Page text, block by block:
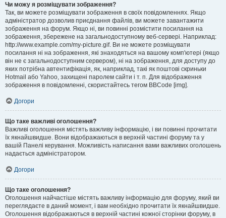
Чи можу я розміщувати зображення?
Так, ви можете розміщувати зображення в своїх повідомленнях. Якщо
адміністратор дозволив приєднання файлів, ви можете завантажити
зображення на форум. Якщо ні, ви повинні розмістити посилання на
зображення, збережене на загальнодоступному веб-сервері. Наприклад:
http://www.example.com/my-picture.gif. Ви не можете розміщувати
посилання ні на зображення, які знаходяться на вашому комп'ютері (якщо
він не є загальнодоступним сервером), ні на зображення, для доступу до
яких потрібна автентифікація, як, наприклад, такі як поштові скриньки
Hotmail або Yahoo, захищені паролем сайти і т. п. Для відображення
зображення в повідомленні, скористайтесь тегом BBCode [img].
Догори
Що таке важливі оголошення?
Важливі оголошення містять важливу інформацію, і ви повинні прочитати
їх якнайшвидше. Вони відображаються в верхній частині форуму та у
вашій Панелі керування. Можливість написання вами важливих оголошень
надається адміністратором.
Догори
Що таке оголошення?
Оголошення найчастіше містять важливу інформацію для форуму, який ви
переглядаєте в даний момент, і вам необхідно прочитати їх якнайшвидше.
Оголошення відображаються в верхній частині кожної сторінки форуму, в